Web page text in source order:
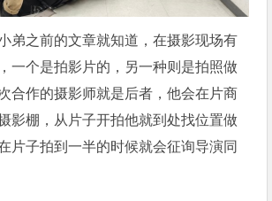
弟之前的文章就知道，在摄影现场有
一个是拍影片的，另一种则是拍照做
合作的摄影师就是后者，他会在片商
影棚，从片子开拍他就到处找位置做
片子拍到一半的时候就会征询导演同